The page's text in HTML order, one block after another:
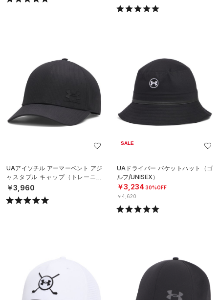
UAアイソチル アーマーベント アジ
ャスタブル キャップ（トレーニン
グ/MEN）
￥3,960
SALE
UAドライバー バケットハット（ゴ
ルフ/UNISEX）
￥3,23430%OFF
￥4,620